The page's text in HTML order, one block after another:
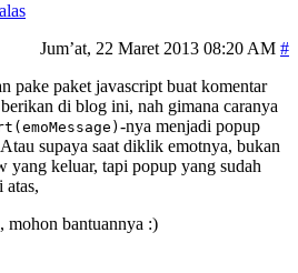
Jum’at, 22 Maret 2013 08:20 AM
pake paket javascript buat komentar
di blog ini, nah gimana caranya
-nya menjadi popup
supaya saat diklik emotnya, bukan
yang keluar, tapi popup yang sudah
atas,
mohon bantuannya :)